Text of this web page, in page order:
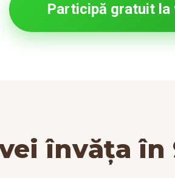
Participă gratuit la
învăța în